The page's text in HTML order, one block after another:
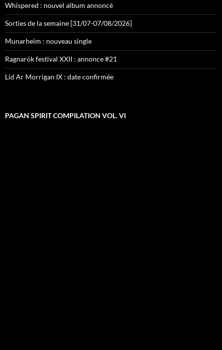
Whispered : nouvel album annoncé
Sorties de la semaine [31/07-07/08/2026]
Munarheim : nouveau single
Ragnarök festival XXII : annonce #21
Lid Ar Morrigan IX : date confirmée
PAGAN SPIRIT COMPILATION VOL. VI